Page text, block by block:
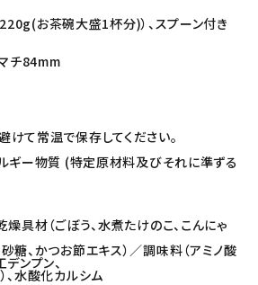
お茶碗大盛1杯分)）、スプーン付き
チ84mm
けて常温で保存してください。
ギー物質 (特定原材料及びそれに準ずる
燥具材（ごぼう、水煮たけのこ、こんにゃ
糖、かつお節エキス）／調味料（アミノ酸
ンプン、
、水酸化カルシム